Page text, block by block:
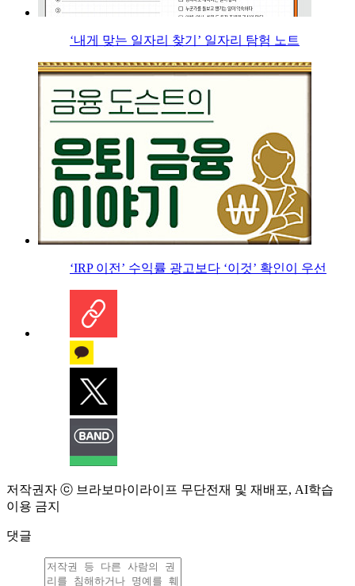
‘내게 맞는 일자리 찾기’ 일자리 탐험 노트
‘IRP 이전’ 수익률 광고보다 ‘이것’ 확인이 우선
저작권자 ⓒ 브라보마이라이프 무단전재 및 재배포, AI학습
이용 금지
댓글